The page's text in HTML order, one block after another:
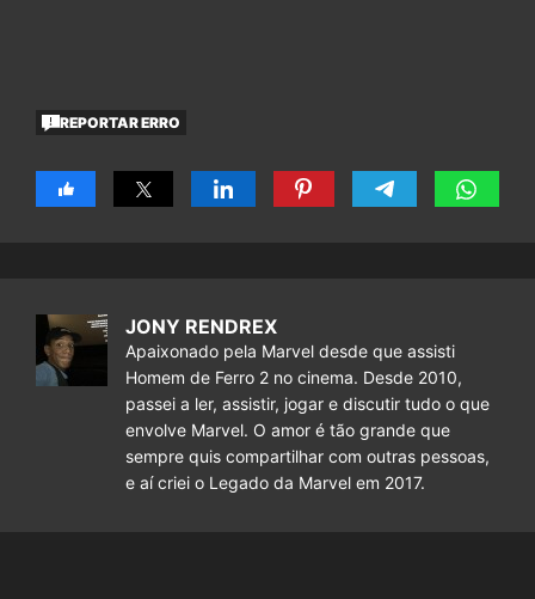
REPORTAR ERRO
JONY RENDREX
Apaixonado pela Marvel desde que assisti
Homem de Ferro 2 no cinema. Desde 2010,
passei a ler, assistir, jogar e discutir tudo o que
envolve Marvel. O amor é tão grande que
sempre quis compartilhar com outras pessoas,
e aí criei o Legado da Marvel em 2017.